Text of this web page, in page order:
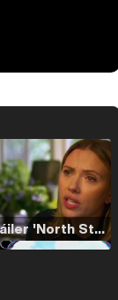
Tráiler 'North Star' (2023)